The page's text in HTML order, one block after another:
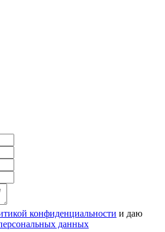
конфиденциальности и даю
данных